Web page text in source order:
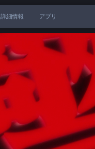
詳細情報 アプリ